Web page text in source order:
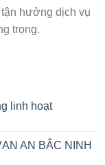
hưởng dịch vụ
trọng.
linh hoạt
AN BẮC NINH